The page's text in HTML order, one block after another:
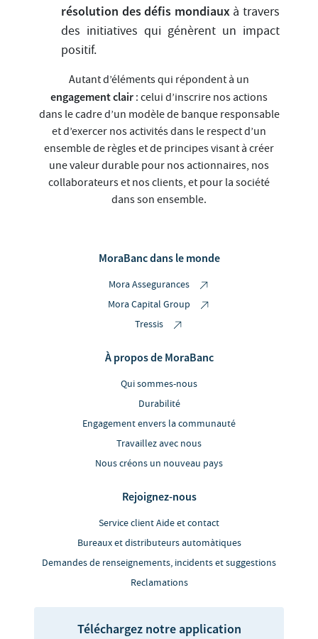
résolution des défis mondiauxà travers
des initiatives qui génèrent un impact
positif.
Autant d’éléments qui répondent à un
engagement clair : celui d’inscrire nos actions
dans le cadre d’un modèle de banque responsable
et d’exercer nos activités dans le respect d’un
ensemble de règles et de principes visant à créer
une valeur durable pour nos actionnaires, nos
collaborateurs et nos clients, et pour la société
dans son ensemble.
MoraBanc dans le monde
Mora Assegurances
Mora Capital Group
Tressis
À propos de MoraBanc
Qui sommes-nous
Durabilité
Engagement envers la communauté
Travaillez avec nous
Nous créons un nouveau pays
Rejoignez-nous
Service client Aide et contact
Bureaux et distributeurs automàtiques
Demandes de renseignements, incidents et suggestions
Reclamations
Téléchargez notre application